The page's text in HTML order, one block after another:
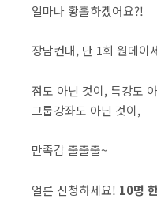
얼마나 황홀하겠어요?!
장담컨대, 단 1회 원데이
점도 아닌 것이, 특강도
그룹강좌도 아닌 것이,
만족감​ 출출출~
얼른 신청하세요! 10명